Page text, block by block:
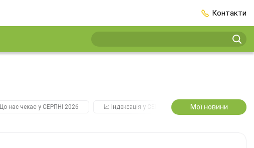
Контакти
нас чекає у СЕРПНІ 2026 📈 Індексація у СЕРПНІ 2️⃣0️⃣2️⃣7️⃣ Усі
Мої новини